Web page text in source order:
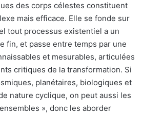
des corps célestes constituent
mais efficace. Elle se fonde sur
tout processus existentiel a un
fin, et passe entre temps par une
et mesurables, articulées
critiques de la transformation. Si
planétaires, biologiques et
nature cyclique, on peut aussi les
», donc les aborder